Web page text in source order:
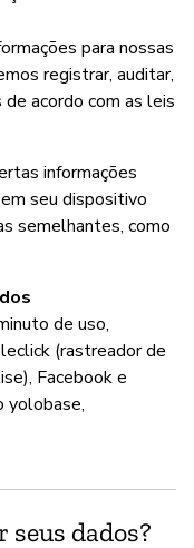
para nossas
registrar, auditar,
acordo com as leis
informações
seu dispositivo
semelhantes, como
de uso,
(rastreador de
Facebook e
yolobase,
seus dados?